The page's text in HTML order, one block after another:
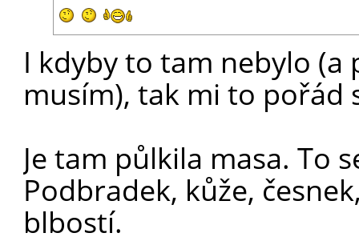
I kdyby to tam nebylo (a
musím), tak mi to pořád
Je tam půlkila masa. To
Podbradek, kůže,
blbostí.